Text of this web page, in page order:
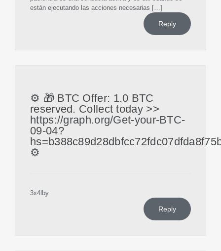
están ejecutando las acciones necesarias […]
Reply
⚙ 🎁 BTC Offer: 1.0 BTC
reserved. Collect today >>
https://graph.org/Get-your-BTC-
09-04?
⚙
3x4lby
Reply